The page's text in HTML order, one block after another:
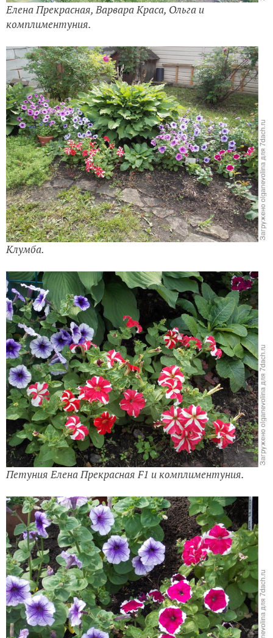
Елена Прекрасная, Варвара Краса, Ольга и
комплиментуния.
Клумба.
Петуния Елена Прекрасная F1 и комплиментуния.